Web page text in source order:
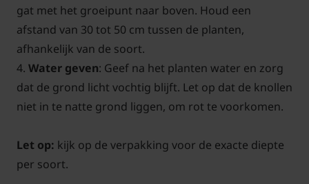
gat met het groeipunt naar boven. Houd een
afstand van 30 tot 50 cm tussen de planten,
afhankelijk van de soort.
4. Water geven: Geef na het planten water en zorg
dat de grond licht vochtig blijft. Let op dat de knollen
niet in te natte grond liggen, om rot te voorkomen.
Let op: kijk op de verpakking voor de exacte diepte
per soort.